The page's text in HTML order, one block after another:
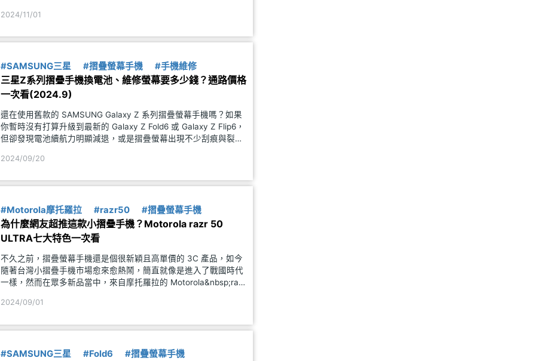
&nbsp;SAM
2024/11/01
#SAMSUNG三星 #摺疊螢幕手機 #手機維修
三星Z系列摺疊手機換電池、維修螢幕要多少錢？通路價格
一次看(2024.9)
還在使用舊款的 SAMSUNG Galaxy Z 系列摺疊螢幕手機嗎？如果
你暫時沒有打算升級到最新的 Galaxy Z Fold6 或 Galaxy Z Flip6，
但卻發現電池續航力明顯減退，或是摺疊螢幕出現不少刮痕與裂
竟三星旗下的
2024/09/20
#Motorola摩托羅拉 #razr50 #摺疊螢幕手機
為什麼網友超推這款小摺疊手機？Motorola razr 50
ULTRA七大特色一次看
不久之前，摺疊螢幕手機還是個很新穎且高單價的 3C 產品，如今
隨著台灣小摺疊手機市場愈來愈熱鬧，簡直就像是進入了戰國時代
一樣，然而在眾多新品當中，來自摩托羅拉的 Motorola&nbsp;razr
告》獲得近 6 成網友的好評。
2024/09/01
#SAMSUNG三星 #Fold6 #摺疊螢幕手機